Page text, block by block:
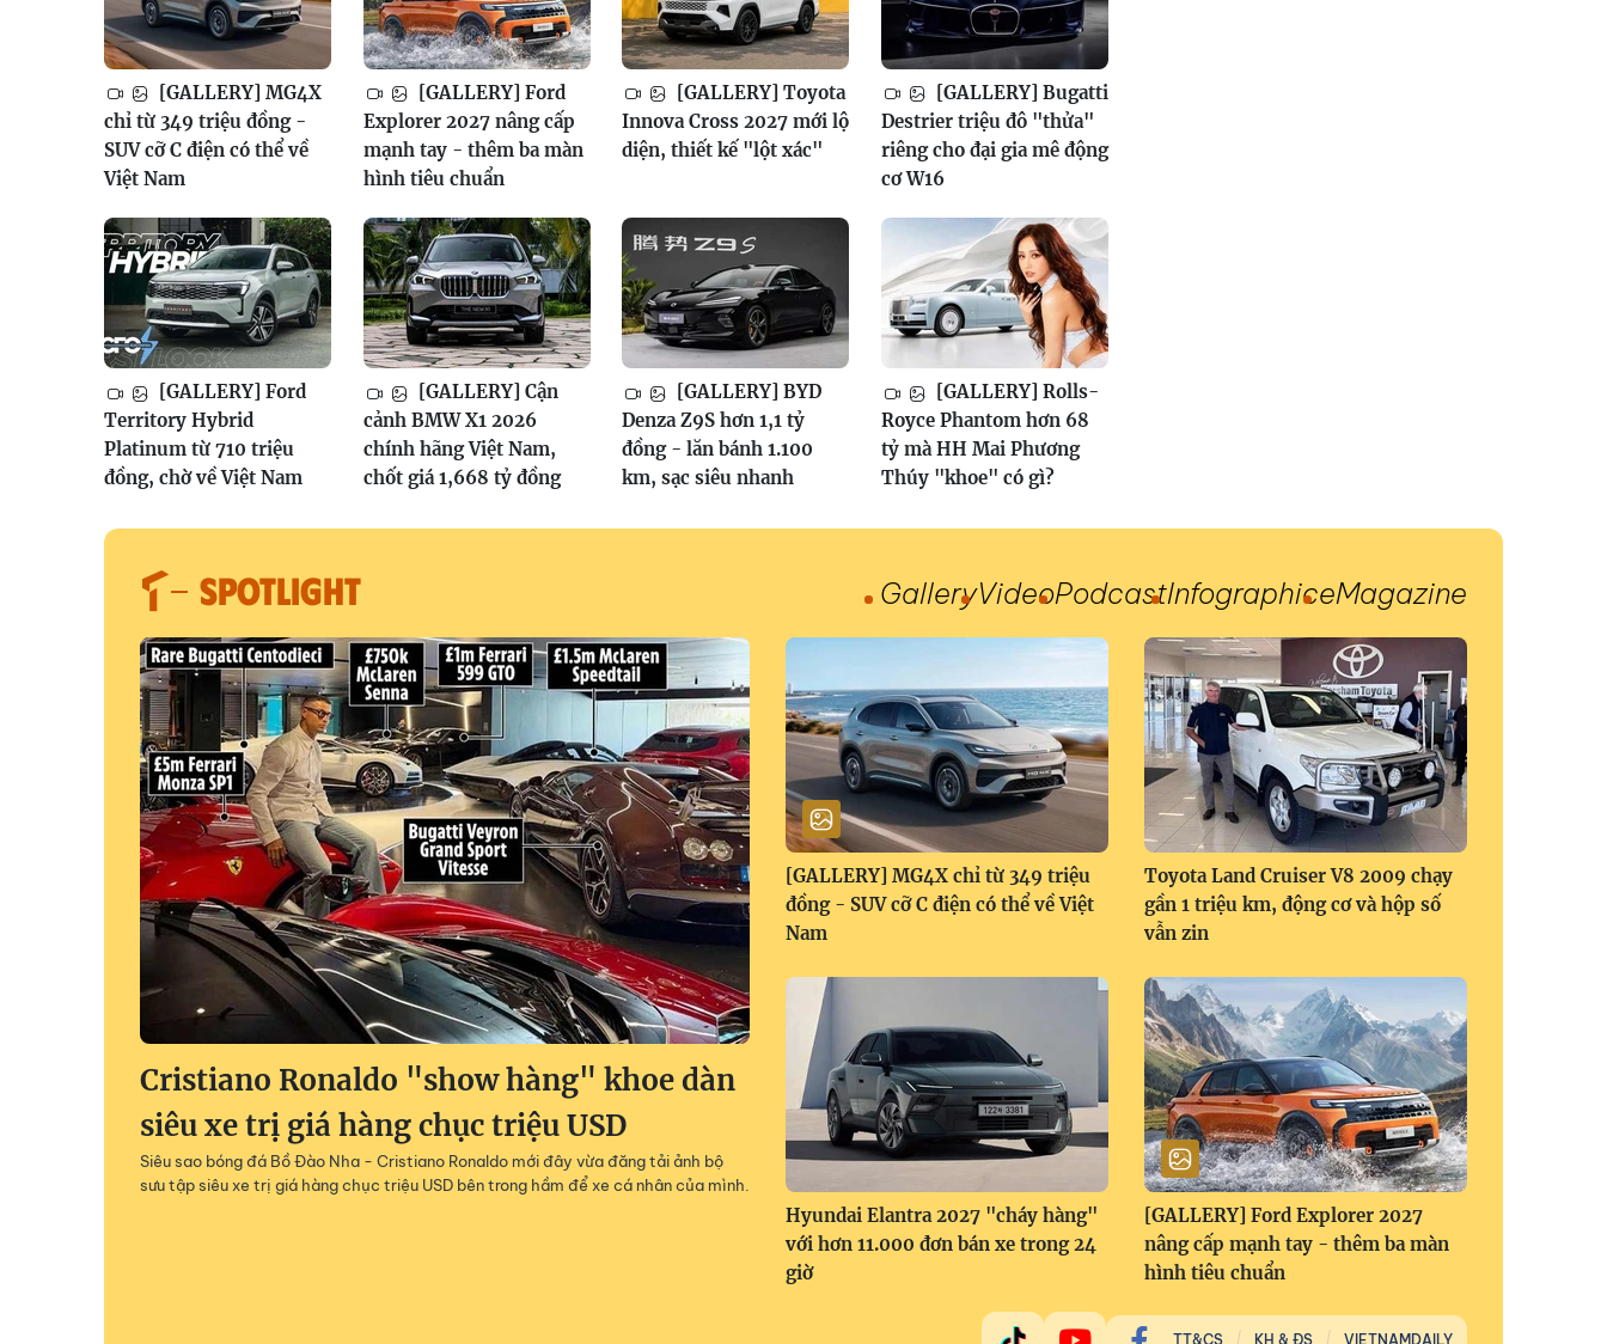
[GALLERY] MG4X
chỉ từ 349 triệu đồng -
SUV cỡ C điện có thể về
Việt Nam
[GALLERY] Ford
Explorer 2027 nâng cấp
mạnh tay - thêm ba màn
hình tiêu chuẩn
[GALLERY] Toyota
Innova Cross 2027 mới lộ
diện, thiết kế "lột xác"
[GALLERY] Bugatti
Destrier triệu đô "thửa"
riêng cho đại gia mê động
cơ W16
[GALLERY] Ford
Territory Hybrid
Platinum từ 710 triệu
đồng, chờ về Việt Nam
[GALLERY] Cận
cảnh BMW X1 2026
chính hãng Việt Nam,
chốt giá 1,668 tỷ đồng
[GALLERY] BYD
Denza Z9S hơn 1,1 tỷ
đồng - lăn bánh 1.100
km, sạc siêu nhanh
[GALLERY] Rolls-
Royce Phantom hơn 68
tỷ mà HH Mai Phương
Thúy "khoe" có gì?
SPOTLIGHT GalleryVideoPodcastInfographiceMagazine
Cristiano Ronaldo "show hàng" khoe dàn
siêu xe trị giá hàng chục triệu USD
Siêu sao bóng đá Bồ Đào Nha - Cristiano Ronaldo mới đây vừa đăng tải ảnh bộ
sưu tập siêu xe trị giá hàng chục triệu USD bên trong hầm để xe cá nhân của mình.
[GALLERY] MG4X chỉ từ 349 triệu
đồng - SUV cỡ C điện có thể về Việt
Nam
Toyota Land Cruiser V8 2009 chạy
gần 1 triệu km, động cơ và hộp số
vẫn zin
Hyundai Elantra 2027 "cháy hàng"
với hơn 11.000 đơn bán xe trong 24
giờ
[GALLERY] Ford Explorer 2027
nâng cấp mạnh tay - thêm ba màn
hình tiêu chuẩn
TT&CS KH & ĐS VIETNAMDAILY